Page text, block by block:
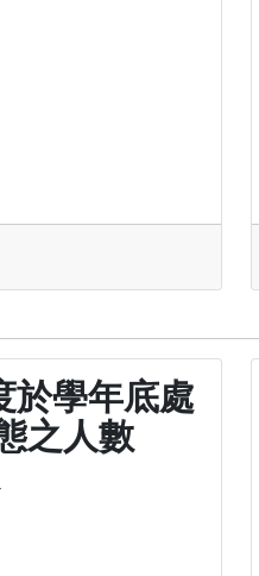
於學年底處
之人數